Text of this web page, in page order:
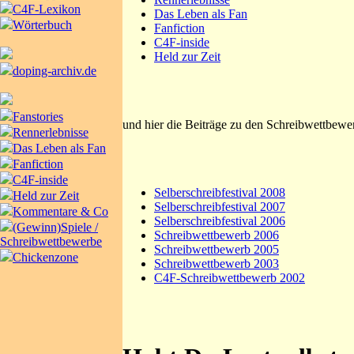
C4F-Lexikon
Wörterbuch
doping-archiv.de
Fanstories
Rennerlebnisse
Das Leben als Fan
Fanfiction
C4F-inside
Held zur Zeit
Kommentare & Co
(Gewinn)Spiele /
Schreibwettbewerbe
Chickenzone
Das Leben als Fan
Fanfiction
C4F-inside
Held zur Zeit
und hier die Beiträge zu den
Selberschreibfestival 2008
Selberschreibfestival 2007
Selberschreibfestival 2006
Schreibwettbewerb 2006
Schreibwettbewerb 2005
Schreibwettbewerb 2003
C4F-Schreibwettbewerb 2002